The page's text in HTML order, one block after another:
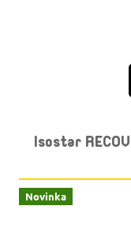
Isostar
Novinka